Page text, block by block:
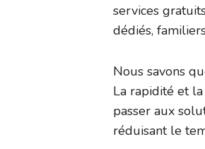
services
dédiés,
Nous savons
La rapidité et
passer aux
réduisant le